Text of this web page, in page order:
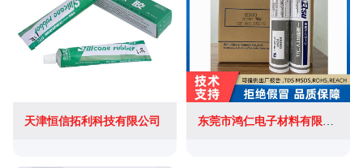
天津恒信拓利科技有限公司